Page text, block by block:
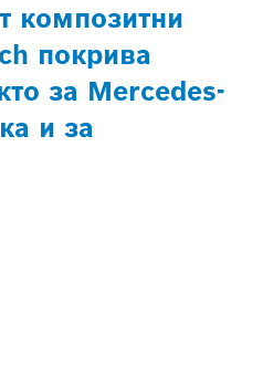
композитни
покрива
за Mercedes-
и за